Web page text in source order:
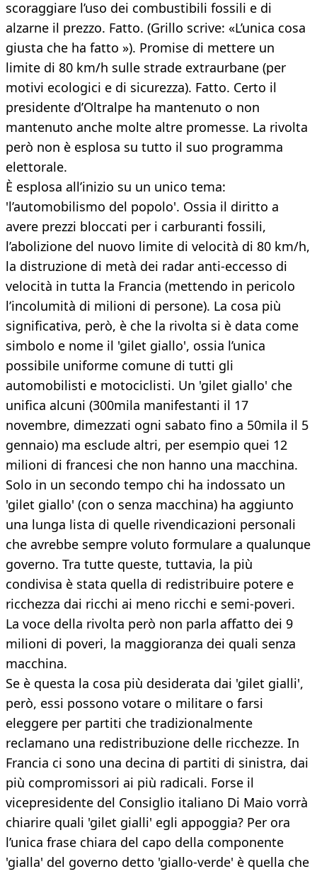
scoraggiare l’uso dei combustibili fossili e di
alzarne il prezzo. Fatto. (Grillo scrive: «L’unica cosa
giusta che ha fatto »). Promise di mettere un
limite di 80 km/h sulle strade extraurbane (per
motivi ecologici e di sicurezza). Fatto. Certo il
presidente d’Oltralpe ha mantenuto o non
mantenuto anche molte altre promesse. La rivolta
però non è esplosa su tutto il suo programma
elettorale.
È esplosa all’inizio su un unico tema:
'l’automobilismo del popolo'. Ossia il diritto a
avere prezzi bloccati per i carburanti fossili,
l’abolizione del nuovo limite di velocità di 80 km/h,
la distruzione di metà dei radar anti-eccesso di
velocità in tutta la Francia (mettendo in pericolo
l’incolumità di milioni di persone). La cosa più
significativa, però, è che la rivolta si è data come
simbolo e nome il 'gilet giallo', ossia l’unica
possibile uniforme comune di tutti gli
automobilisti e motociclisti. Un 'gilet giallo' che
unifica alcuni (300mila manifestanti il 17
novembre, dimezzati ogni sabato fino a 50mila il 5
gennaio) ma esclude altri, per esempio quei 12
milioni di francesi che non hanno una macchina.
Solo in un secondo tempo chi ha indossato un
'gilet giallo' (con o senza macchina) ha aggiunto
una lunga lista di quelle rivendicazioni personali
che avrebbe sempre voluto formulare a qualunque
governo. Tra tutte queste, tuttavia, la più
condivisa è stata quella di redistribuire potere e
ricchezza dai ricchi ai meno ricchi e semi-poveri.
La voce della rivolta però non parla affatto dei 9
milioni di poveri, la maggioranza dei quali senza
macchina.
Se è questa la cosa più desiderata dai 'gilet gialli',
però, essi possono votare o militare o farsi
eleggere per partiti che tradizionalmente
reclamano una redistribuzione delle ricchezze. In
Francia ci sono una decina di partiti di sinistra, dai
più compromissori ai più radicali. Forse il
vicepresidente del Consiglio italiano Di Maio vorrà
chiarire quali 'gilet gialli' egli appoggia? Per ora
l’unica frase chiara del capo della componente
'gialla' del governo detto 'giallo-verde' è quella che